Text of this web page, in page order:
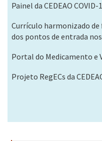
Painel da CEDEAO COVID-
Currículo harmonizado de
dos pontos de entrada
Portal do Medicamento e
Projeto RegECs da